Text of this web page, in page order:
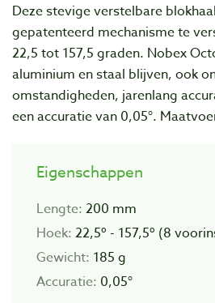
Deze stevige verstelbare
gepatenteerd mechanisme te
22,5 tot 157,5 graden. Nobex
aluminium en staal blijven, ook
omstandigheden, jarenlang
een accuratie van 0,05°.
Eigenschappen
Lengte: 200 mm
Hoek: 22,5º - 157,5º (8
Gewicht: 185 g
Accuratie: 0,05°